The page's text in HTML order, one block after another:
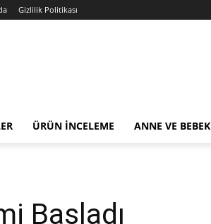
Gizlilik Politikası
ÜRÜN İNCELEME ANNE VE BEBEK
Başladı